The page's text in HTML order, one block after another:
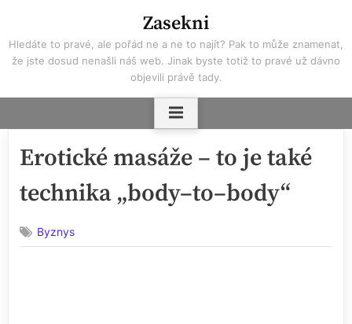
content
Zasekni
Hledáte to pravé, ale pořád ne a ne to najít? Pak to může znamenat,
že jste dosud nenašli náš web. Jinak byste totiž to pravé už dávno
objevili právě tady.
Erotické masáže – to je také
technika „body–to–body“
Byznys